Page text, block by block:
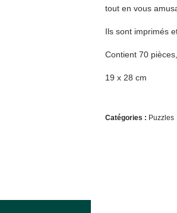
tout en vous
Ils sont imprimés
Contient 70
19 x 28 cm
Catégories : Puzzles